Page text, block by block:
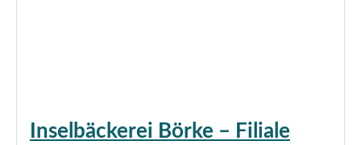
Inselbäckerei Börke – Filiale